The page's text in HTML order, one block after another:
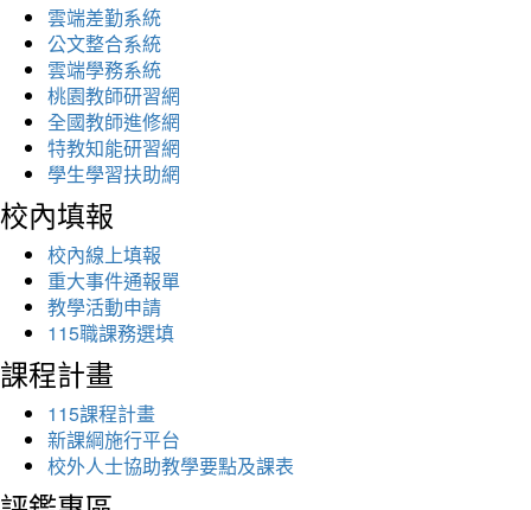
雲端差勤系統
公文整合系統
雲端學務系統
桃園教師研習網
全國教師進修網
特教知能研習網
學生學習扶助網
校內填報
校內線上填報
重大事件通報單
教學活動申請
115職課務選填
課程計畫
115課程計畫
新課綱施行平台
校外人士協助教學要點及課表